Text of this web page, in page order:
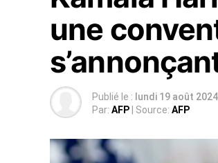
une
Publié le : lundi 19 août 2024
Par: AFP | Source: AFP